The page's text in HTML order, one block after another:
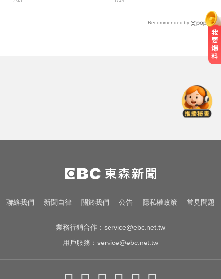
眼揪出腦中長瘤
命
Recommended by
吐「真實原因」陳漢典壓力爆棚
台股回檔ETF全賺「該跑嗎？」網
揭最大陷阱 勸調節1類股
Google人工智慧部門高層人事大地
聯絡我們 新聞自律 關於我們 公告 隱私權政策 常見問題
業務行銷合作： service@ebc.net.tw
用戶服務： service@ebc.net.tw